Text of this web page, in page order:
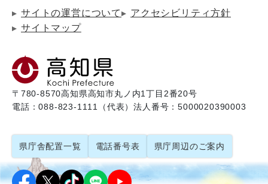
サイトの運営について
アクセシビリティ方針
サイトマップ
〒780-8570高知県高知市丸ノ内1丁目2番20号
電話：088-823-1111（代表）法人番号：5000020390003
県庁舎配置一覧 電話番号表 県庁周辺のご案内